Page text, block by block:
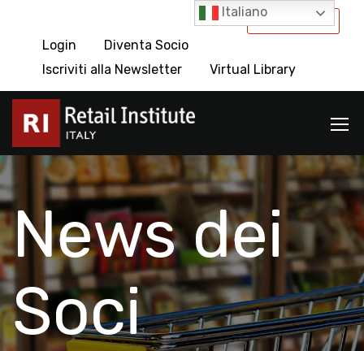
International
Login
Diventa Socio
Iscriviti alla Newsletter
Virtual Library
News dei
Soci
Italiano